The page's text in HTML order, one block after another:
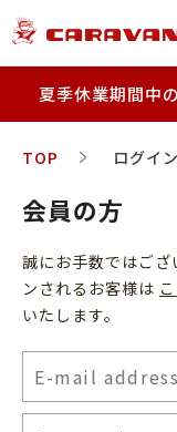
夏季休業期間中
TOP ログイン
会員の方
誠にお手数ではござ
ンされるお客様は
いたします。